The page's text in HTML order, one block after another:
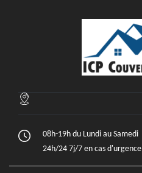
08h-19h du Lundi au Samedi
24h/24 7j/7 en cas d'urgence